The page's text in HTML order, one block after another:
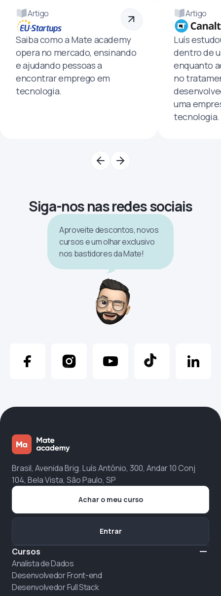
Artigo
Saiba como a Mate academy
opera no mercado, ensinando
e ajudando pessoas a
encontrar emprego em
tecnologia.
Artigo
Luís
dentro de
enquanto
no
uma
tecnologia.
Siga-nos nas redes sociais
Aproveite descontos, novos
cursos e um olhar exclusivo
nos bastidores da Mate!
Brasil, Avenida Brig. Luís Antônio, 300, Andar 10 Conj
104, Bela Vista, São Paulo, SP
Cursos
Analista de Dados
Desenvolvedor Front-end
Desenvolvedor Full Stack
Achar o meu curso
Entrar